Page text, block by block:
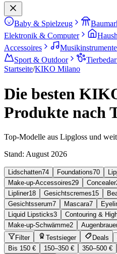
Baby & Spielzeug
Elektronik & Computer
Accessoires
Musikinstrumente
Sport & Outdoor
Startseite/KIKO Milano
Die besten
Produkte nach
Top-Modelle aus Lipgloss und
Stand: August 2026
Lidschatten74 Foundations70
Make-up-Accessoires29 Concealer
Lipliner18 Gesichtscremes15
Gesichtsserum7 Mascara7
Liquid Lipsticks3 Contouring &
Make-up-Schwämme2
Filter
Testsieger Deals
Bis 150 €
150–350 € 350–500 €